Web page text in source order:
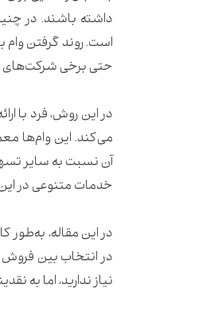
داشته باشند. در
حتی برخی شرکت‌های
در این روش، فرد با
آن نسبت به سایر
خدمات متنوعی در این
در این مقاله، به‌طور
در انتخاب بین
نیاز ندارید، اما به